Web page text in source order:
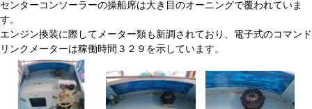
センターコンソーラーの操船席は大き目のオーニングで覆われていま
す。
エンジン換装に際してメーター類も新調されており、電子式のコマンド
リンクメーターは稼働時間３２９を示しています。